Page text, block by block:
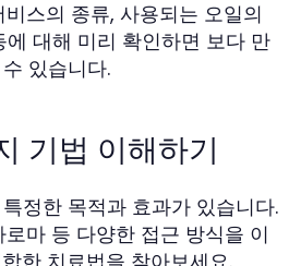
스의 종류, 사용되는 오일의
에 대해 미리 확인하면 보다 만
있습니다.
기법 이해하기
정한 목적과 효과가 있습니다.
마 등 다양한 접근 방식을 이